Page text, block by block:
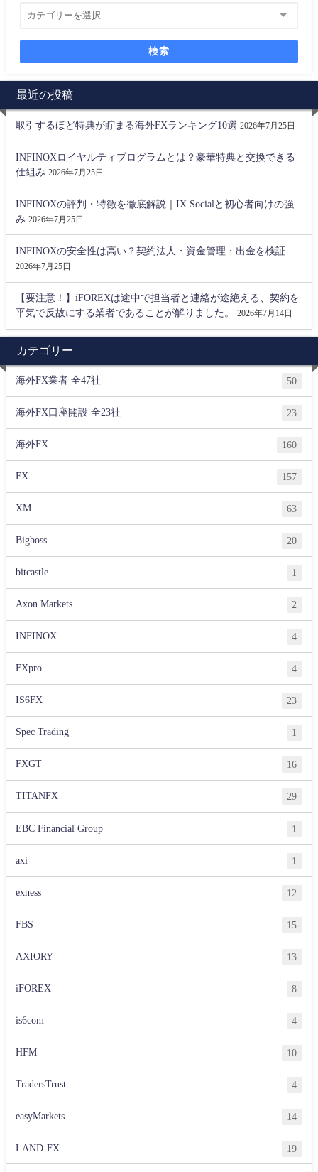
検索
最近の投稿
取引するほど特典が貯まる海外FXランキング10選 2026年7月25日
INFINOXロイヤルティプログラムとは？豪華特典と交換できる
仕組み 2026年7月25日
INFINOXの評判・特徴を徹底解説｜IX Socialと初心者向けの強
み 2026年7月25日
INFINOXの安全性は高い？契約法人・資金管理・出金を検証
2026年7月25日
【要注意！】iFOREXは途中で担当者と連絡が途絶える、契約を
平気で反故にする業者であることが解りました。
2026年7月14日
カテゴリー
海外FX業者 全47社 50
海外FX口座開設 全23社 23
海外FX 160
FX 157
XM 63
Bigboss 20
bitcastle 1
Axon Markets 2
INFINOX 4
FXpro 4
IS6FX 23
Spec Trading 1
FXGT 16
TITANFX 29
EBC Financial Group 1
axi 1
exness 12
FBS 15
AXIORY 13
iFOREX 8
is6com 4
HFM 10
TradersTrust 4
easyMarkets 14
LAND-FX 19